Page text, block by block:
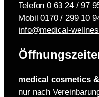
Telefon 0 63 24 / 97
Mobil 0170 / 299 10
info@medical-
medical cosmetics
nur nach